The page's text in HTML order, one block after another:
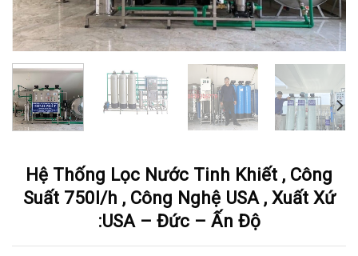
Hệ Thống Lọc Nước Tinh Khiết , Công
Suất 750l/h , Công Nghệ USA , Xuất Xứ
:USA – Đức – Ấn Độ